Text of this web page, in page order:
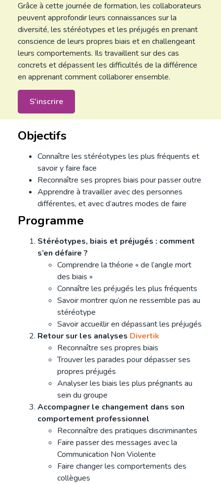
Grâce à cette journée de formation, les collaborateurs
peuvent approfondir leurs connaissances sur la
diversité, les stéréotypes et les préjugés en prenant
conscience de leurs propres biais et en challengeant
leurs comportements. Ils travaillent sur des cas
concrets et dépassent les difficultés de la différence
en apprenant comment collaborer ensemble.
S'inscrire
Objectifs
Connaître les stéréotypes les plus fréquents et
savoir y faire face
Reconnaître ses propres biais pour passer outre
Apprendre à travailler avec des personnes
différentes, et avec d’autres modes de faire
Programme
Stéréotypes, biais et préjugés : comment
s’en défaire ?
Comprendre la théorie « de l’angle mort
des biais »
Connaître les préjugés les plus fréquents
Savoir montrer qu’on ne ressemble pas au
stéréotype
Savoir accueillir en dépassant les préjugés
Retour sur les analyses Divertik
Reconnaître ses propres biais
Trouver les parades pour dépasser ses
propres préjugés
Analyser les biais les plus prégnants au
sein du groupe
Accompagner le changement dans son
comportement professionnel
Reconnaître des pratiques discriminantes
Faire passer des messages avec la
Communication Non Violente
Faire changer les comportements des
collègues